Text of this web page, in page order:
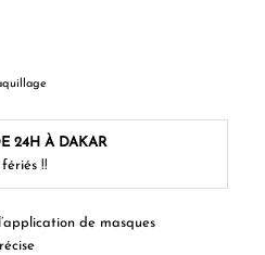
de masques
24H À DAKAR
!!